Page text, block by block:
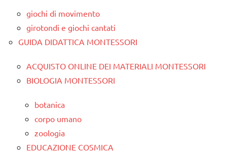
giochi di movimento
girotondi e giochi cantati
GUIDA DIDATTICA MONTESSORI
ACQUISTO ONLINE DEI MATERIALI MONTESSORI
BIOLOGIA MONTESSORI
botanica
corpo umano
zoologia
EDUCAZIONE COSMICA